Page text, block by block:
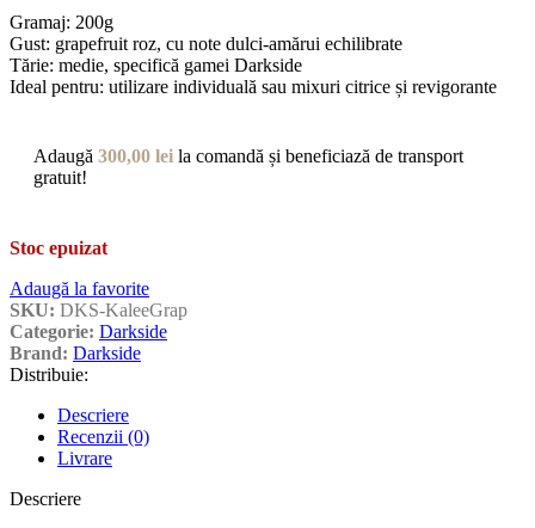
Gramaj: 200g
Gust: grapefruit roz, cu note dulci-amărui echilibrate
Tărie: medie, specifică gamei Darkside
Ideal pentru: utilizare individuală sau mixuri citrice și revigorante
Adaugă 300,00 lei la comandă și beneficiază de transport
gratuit!
Stoc epuizat
Adaugă la favorite
SKU: DKS-KaleeGrap
Categorie: Darkside
Brand: Darkside
Distribuie:
Descriere
Recenzii (0)
Livrare
Descriere